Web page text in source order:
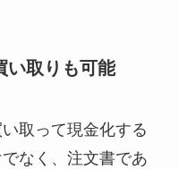
い取りも可能
取って現金化する
なく、注文書であ